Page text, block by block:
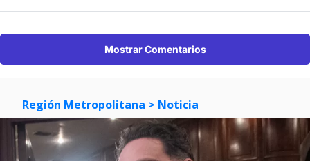
Mostrar Comentarios
Región Metropolitana > Noticia